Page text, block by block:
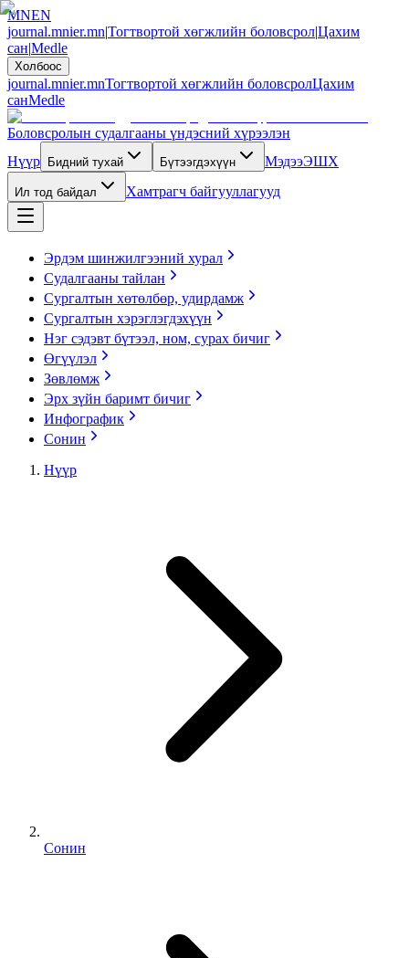
MNEN
journal.mnier.mn|Тогтвортой хөгжлийн боловсрол|Цахим
сан|Medle
Холбоос
journal.mnier.mnТогтвортой хөгжлийн боловсролЦахим
санMedle
Боловсролын судалгааны үндэсний хүрээлэн
Нүүр
Бидний тухай Бүтээгдэхүүн МэдээЭШХ
Ил тод байдал Хамтрагч байгууллагууд
Эрдэм шинжилгээний хурал
Судалгааны тайлан
Сургалтын хөтөлбөр, удирдамж
Сургалтын хэрэглэгдэхүүн
Нэг сэдэвт бүтээл, ном, сурах бичиг
Өгүүлэл
Зөвлөмж
Эрх зүйн баримт бичиг
Инфографик
Сонин
Нүүр
Сонин